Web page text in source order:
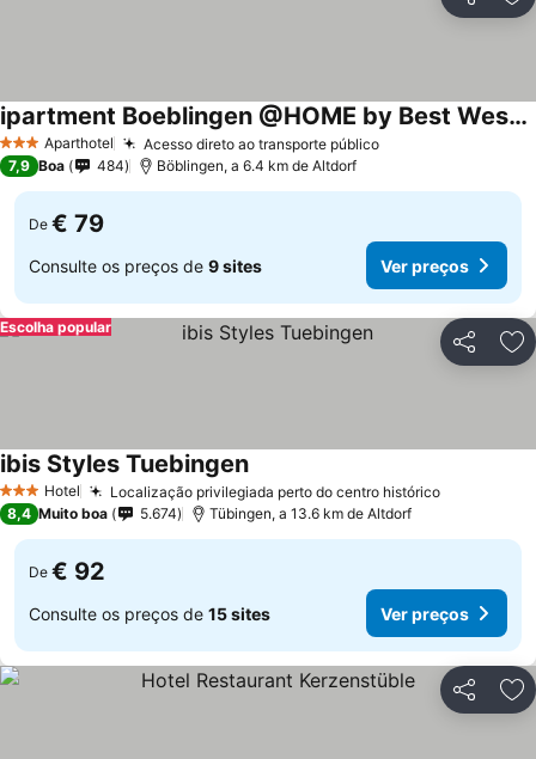
Partilhar
3 EstrelasAparthotel Acesso direto ao transporte públicoVer preços
ipartment Boeblingen @HOME by Best Western
Ver preços
7,9 Boa 484 Böblingen, a 6.4 km de Altdorf
De € 79
Consulte os preços de 9 sites Ver preços
Partilhar
Escolha popular
3 EstrelasHotel Localização privilegiada perto do centro históricoVer preços
ibis Styles TuebingenVer preços
8,4 Muito boa 5.674 Tübingen, a 13.6 km de Altdorf
De € 92
Consulte os preços de 15 sites Ver preços
Partilhar